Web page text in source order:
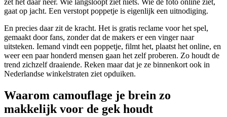
zet het daar neer. Wie langsloopt ziet niets. Wie de foto online ziet,
gaat op jacht. Een verstopt poppetje is eigenlijk een uitnodiging.
En precies daar zit de kracht. Het is gratis reclame voor het spel,
gemaakt door fans, zonder dat de makers er een vinger naar
uitsteken. Iemand vindt een poppetje, filmt het, plaatst het online, en
weer een paar honderd mensen gaan het zelf proberen. Zo houdt de
trend zichzelf draaiende. Reken maar dat je ze binnenkort ook in
Nederlandse winkelstraten ziet opduiken.
Waarom camouflage je brein zo
makkelijk voor de gek houdt